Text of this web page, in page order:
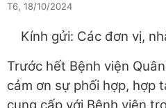
T6, 18/10/2024
Kính gửi: Các đơn vị,
Trước hết Bệnh viện
cảm ơn sự phối hợp, hợp